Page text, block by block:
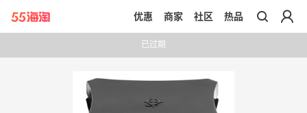
带你去官网买正品
优惠 商家 社区 热品
已过期